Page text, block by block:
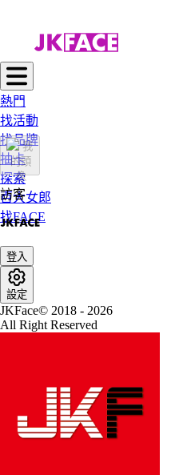
熱門
找活動
找品牌
抽卡
探索
百大女郎
找FACE
訪客
登入
設定
JKFace© 2018 - 2026
All Right Reserved